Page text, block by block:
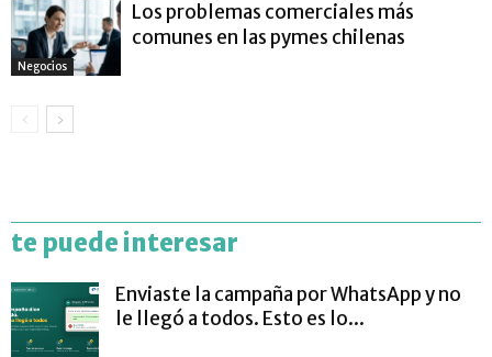
Negocios
Los problemas comerciales más
comunes en las pymes chilenas
te puede interesar
Enviaste la campaña por WhatsApp y no
le llegó a todos. Esto es lo...